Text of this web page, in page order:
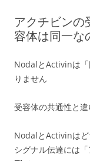
アクチビン
容体は同一な
NodalとActivinは「
りません
受容体の共通性と
NodalとActivinはど
シグナル伝達には「